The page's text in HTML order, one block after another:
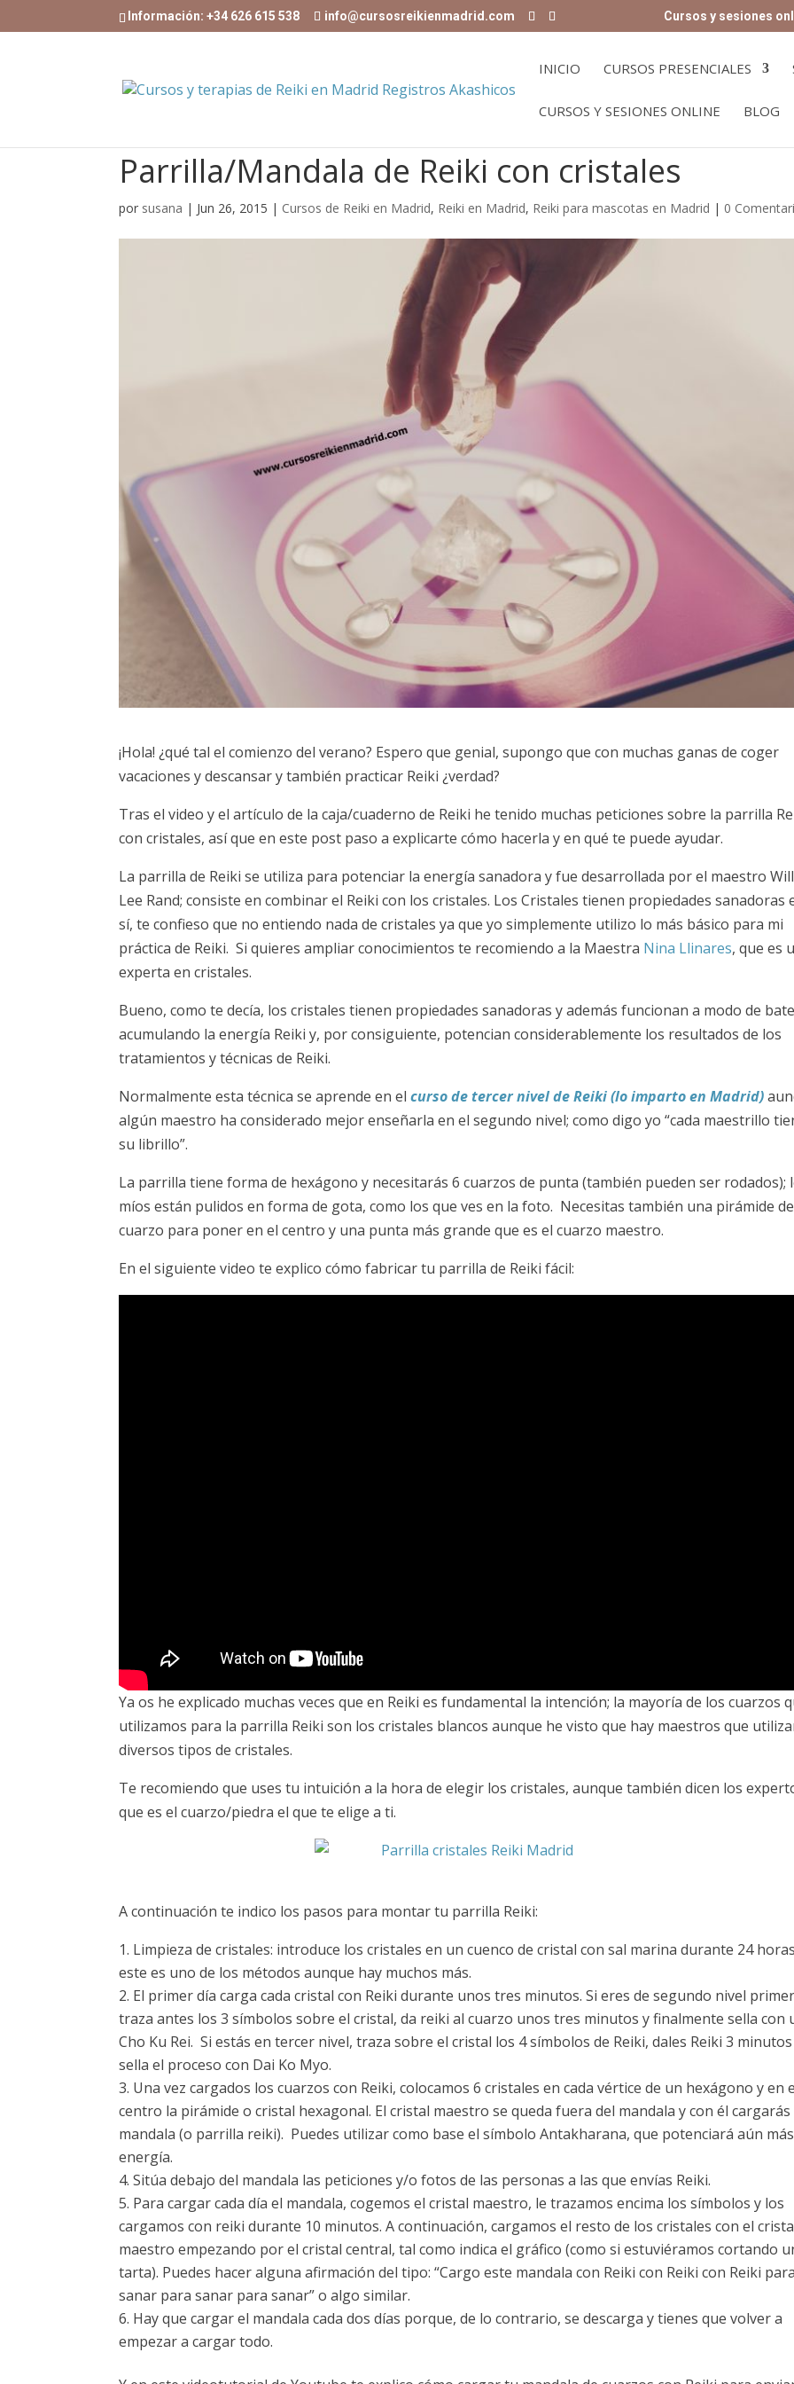
Información: +34 626 615 538 info@cursosreikienmadrid.com Cursos y sesiones
INICIO CURSOS PRESENCIALES
CURSOS Y SESIONES ONLINE BLOG
Parrilla/Mandala de Reiki con cristales
por susana | Jun 26, 2015 | Cursos de Reiki en Madrid, Reiki en Madrid, Reiki para mascotas en Madrid | 0
¡Hola! ¿qué tal el comienzo del verano? Espero que genial, supongo que con muchas ganas de coger
vacaciones y descansar y también practicar Reiki ¿verdad?
Tras el video y el artículo de la caja/cuaderno de Reiki he tenido muchas peticiones sobre la parrilla
con cristales, así que en este post paso a explicarte cómo hacerla y en qué te puede ayudar.
La parrilla de Reiki se utiliza para potenciar la energía sanadora y fue desarrollada por el maestro
Lee Rand; consiste en combinar el Reiki con los cristales. Los Cristales tienen propiedades sanadoras
sí, te confieso que no entiendo nada de cristales ya que yo simplemente utilizo lo más básico para mi
práctica de Reiki. Si quieres ampliar conocimientos te recomiendo a la Maestra Nina Llinares, que es
experta en cristales.
Bueno, como te decía, los cristales tienen propiedades sanadoras y además funcionan a modo de
acumulando la energía Reiki y, por consiguiente, potencian considerablemente los resultados de los
tratamientos y técnicas de Reiki.
Normalmente esta técnica se aprende en elcurso de tercer nivel de Reiki (lo imparto en Madrid)
algún maestro ha considerado mejor enseñarla en el segundo nivel; como digo yo “cada maestrillo
su librillo”.
La parrilla tiene forma de hexágono y necesitarás 6 cuarzos de punta (también pueden ser rodados);
míos están pulidos en forma de gota, como los que ves en la foto. Necesitas también una pirámide de
cuarzo para poner en el centro y una punta más grande que es el cuarzo maestro.
En el siguiente video te explico cómo fabricar tu parrilla de Reiki fácil:
Ya os he explicado muchas veces que en Reiki es fundamental la intención; la mayoría de los cuarzos
utilizamos para la parrilla Reiki son los cristales blancos aunque he visto que hay maestros que
diversos tipos de cristales.
Te recomiendo que uses tu intuición a la hora de elegir los cristales, aunque también dicen los
que es el cuarzo/piedra el que te elige a ti.
A continuación te indico los pasos para montar tu parrilla Reiki:
Limpieza de cristales: introduce los cristales en un cuenco de cristal con sal marina durante 24
este es uno de los métodos aunque hay muchos más.
El primer día carga cada cristal con Reiki durante unos tres minutos. Si eres de segundo nivel
traza antes los 3 símbolos sobre el cristal, da reiki al cuarzo unos tres minutos y finalmente sella con
Cho Ku Rei. Si estás en tercer nivel, traza sobre el cristal los 4 símbolos de Reiki, dales Reiki 3
sella el proceso con Dai Ko Myo.
Una vez cargados los cuarzos con Reiki, colocamos 6 cristales en cada vértice de un hexágono y en
centro la pirámide o cristal hexagonal. El cristal maestro se queda fuera del mandala y con él cargarás
mandala (o parrilla reiki). Puedes utilizar como base el símbolo Antakharana, que potenciará aún
energía.
Sitúa debajo del mandala las peticiones y/o fotos de las personas a las que envías Reiki.
Para cargar cada día el mandala, cogemos el cristal maestro, le trazamos encima los símbolos y los
cargamos con reiki durante 10 minutos. A continuación, cargamos el resto de los cristales con el
maestro empezando por el cristal central, tal como indica el gráfico (como si estuviéramos cortando
tarta). Puedes hacer alguna afirmación del tipo: “Cargo este mandala con Reiki con Reiki con Reiki
sanar para sanar para sanar” o algo similar.
Hay que cargar el mandala cada dos días porque, de lo contrario, se descarga y tienes que volver a
empezar a cargar todo.